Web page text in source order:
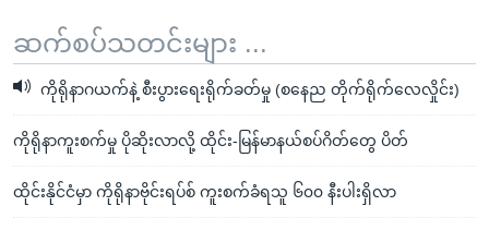
ဆက်စပ်သတင်းများ ...
ကိုရိုနာဂယက်နဲ့ စီးပွားရေးရိုက်ခတ်မှု (စနေည တိုက်ရိုက်လေလှိုင်း)
ကိုရိုနာကူးစက်မှု ပိုဆိုးလာလို့ ထိုင်း-မြန်မာနယ်စပ်ဂိတ်တွေ ပိတ်
ထိုင်းနိုင်ငံမှာ ကိုရိုနာဗိုင်းရပ်စ် ကူးစက်ခံရသူ ၆၀၀ နီးပါးရှိလာ